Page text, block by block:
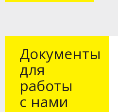
Документы
для
работы
с нами